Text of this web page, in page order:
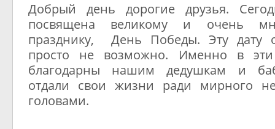
Добрый день дорогие друзья.
посвящена великому и очень
празднику, День Победы. Эту дату
просто не возможно. Именно в
благодарны нашим дедушкам и
отдали свои жизни ради мирного
головами.